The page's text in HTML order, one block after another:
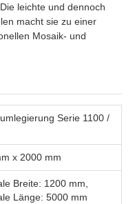
leichte und dennoch
macht sie zu einer
Mosaik- und
Serie 1100 /
x 2000 mm
Breite: 1200 mm,
Länge: 5000 mm